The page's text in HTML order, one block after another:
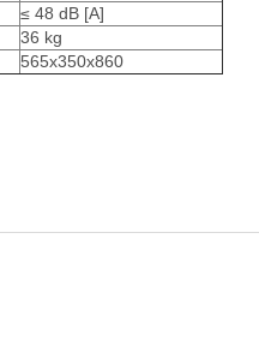
≤ 48 dB [A]
36 kg
565x350x860